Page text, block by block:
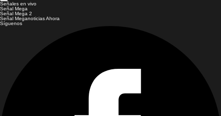
Señales en vivo
Señal Mega
Señal Mega 2
Señal Meganoticias Ahora
Síguenos